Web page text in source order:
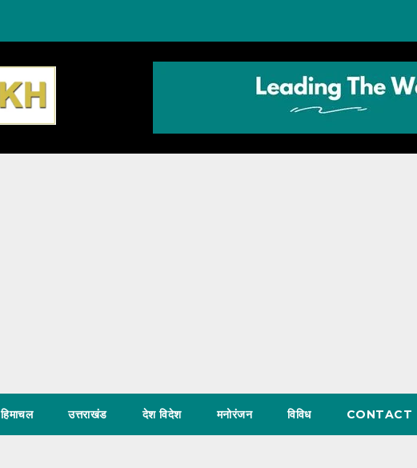
हिमाचल उत्तराखंड देश विदेश मनोरंजन विविध CONTACT